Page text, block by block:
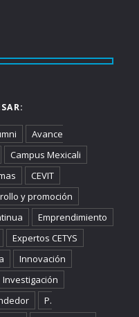
Avance
Campus Mexicali
CEVIT
y promoción
Emprendimiento
Expertos CETYS
Innovación
Investigación
P.